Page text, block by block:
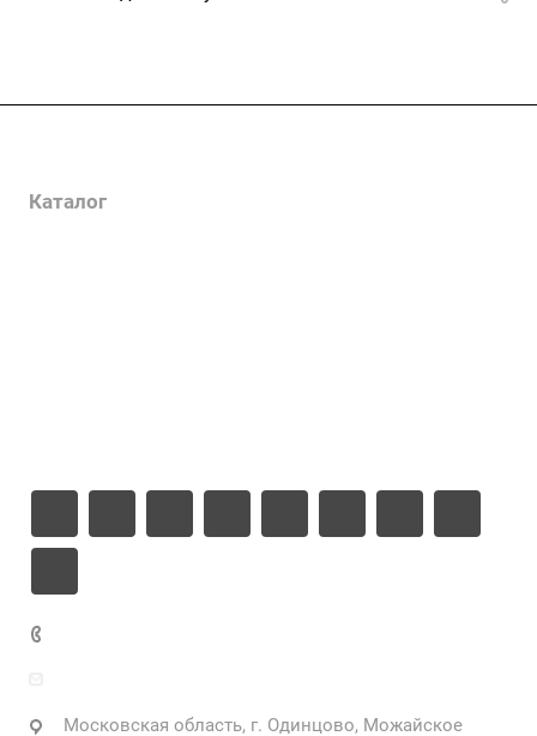
Каталог
Московская область, г. Одинцово, Можайское